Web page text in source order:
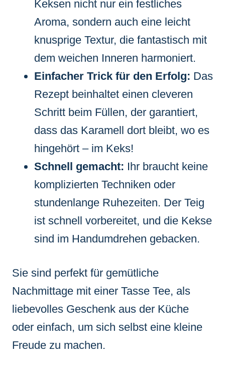
Keksen nicht nur ein festliches
Aroma, sondern auch eine leicht
knusprige Textur, die fantastisch mit
dem weichen Inneren harmoniert.
Einfacher Trick für den Erfolg: Das
Rezept beinhaltet einen cleveren
Schritt beim Füllen, der garantiert,
dass das Karamell dort bleibt, wo es
hingehört – im Keks!
Schnell gemacht: Ihr braucht keine
komplizierten Techniken oder
stundenlange Ruhezeiten. Der Teig
ist schnell vorbereitet, und die Kekse
sind im Handumdrehen gebacken.
Sie sind perfekt für gemütliche
Nachmittage mit einer Tasse Tee, als
liebevolles Geschenk aus der Küche
oder einfach, um sich selbst eine kleine
Freude zu machen.